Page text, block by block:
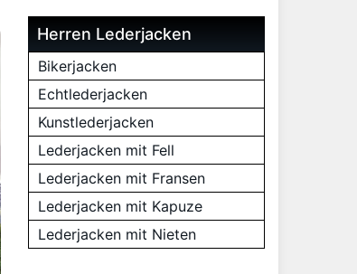
Herren Lederjacken
Bikerjacken
Echtlederjacken
Kunstlederjacken
Lederjacken mit Fell
Lederjacken mit Fransen
Lederjacken mit Kapuze
Lederjacken mit Nieten